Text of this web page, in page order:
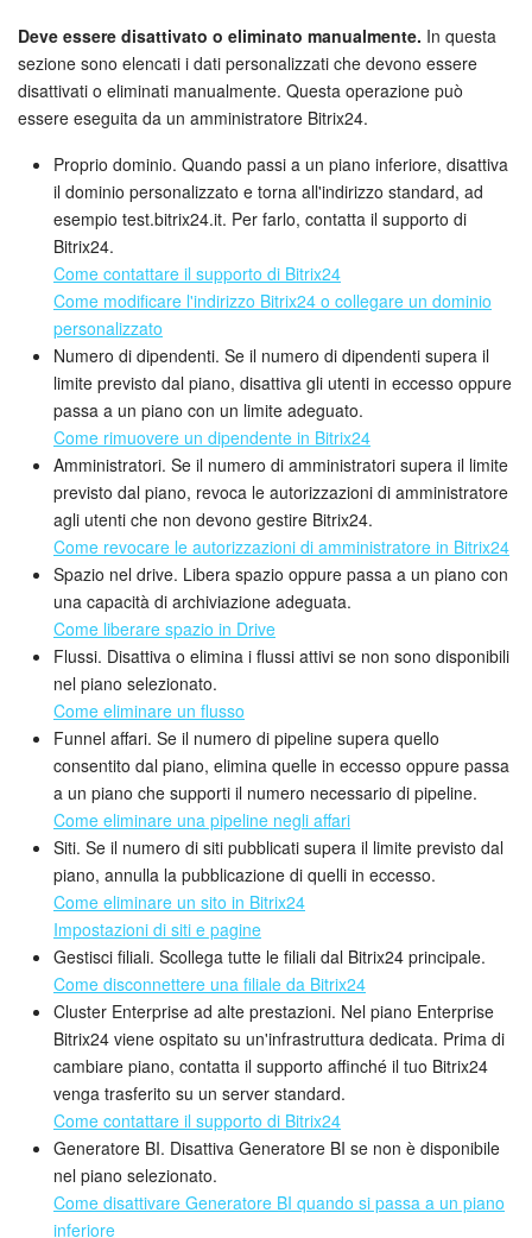
INIZIA GRATIS
ACCEDI
Deve essere disattivato o eliminato manualmente. In questa
sezione sono elencati i dati personalizzati che devono essere
disattivati o eliminati manualmente. Questa operazione può
essere eseguita da un amministratore Bitrix24.
Proprio dominio. Quando passi a un piano inferiore, disattiva
il dominio personalizzato e torna all'indirizzo standard, ad
esempio test.bitrix24.it. Per farlo, contatta il supporto di
Bitrix24.
Come contattare il supporto di Bitrix24
Come modificare l'indirizzo Bitrix24 o collegare un dominio
personalizzato
Numero di dipendenti. Se il numero di dipendenti supera il
limite previsto dal piano, disattiva gli utenti in eccesso oppure
passa a un piano con un limite adeguato.
Come rimuovere un dipendente in Bitrix24
Amministratori. Se il numero di amministratori supera il limite
previsto dal piano, revoca le autorizzazioni di amministratore
agli utenti che non devono gestire Bitrix24.
Come revocare le autorizzazioni di amministratore in Bitrix24
Spazio nel drive. Libera spazio oppure passa a un piano con
una capacità di archiviazione adeguata.
Come liberare spazio in Drive
Flussi. Disattiva o elimina i flussi attivi se non sono disponibili
nel piano selezionato.
Come eliminare un flusso
Funnel affari. Se il numero di pipeline supera quello
consentito dal piano, elimina quelle in eccesso oppure passa
a un piano che supporti il numero necessario di pipeline.
Come eliminare una pipeline negli affari
Siti. Se il numero di siti pubblicati supera il limite previsto dal
piano, annulla la pubblicazione di quelli in eccesso.
Come eliminare un sito in Bitrix24
Impostazioni di siti e pagine
Gestisci filiali. Scollega tutte le filiali dal Bitrix24 principale.
Come disconnettere una filiale da Bitrix24
Cluster Enterprise ad alte prestazioni. Nel piano Enterprise
Bitrix24 viene ospitato su un'infrastruttura dedicata. Prima di
cambiare piano, contatta il supporto affinché il tuo Bitrix24
venga trasferito su un server standard.
Come contattare il supporto di Bitrix24
Generatore BI. Disattiva Generatore BI se non è disponibile
nel piano selezionato.
Come disattivare Generatore BI quando si passa a un piano
inferiore